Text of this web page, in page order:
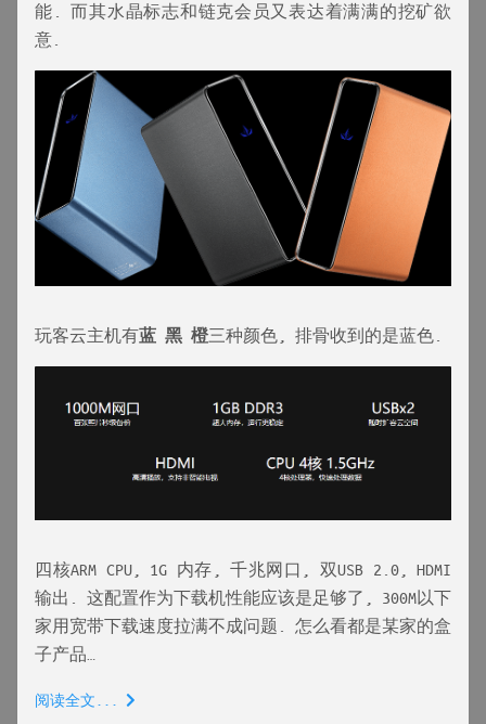
能. 而其水晶标志和链克会员又表达着满满的挖矿欲
意.
玩客云主机有蓝 黑 橙三种颜色, 排骨收到的是蓝色.
四核ARM CPU, 1G 内存, 千兆网口, 双USB 2.0, HDMI
输出. 这配置作为下载机性能应该是足够了, 300M以下
家用宽带下载速度拉满不成问题. 怎么看都是某家的盒
子产品…
阅读全文...